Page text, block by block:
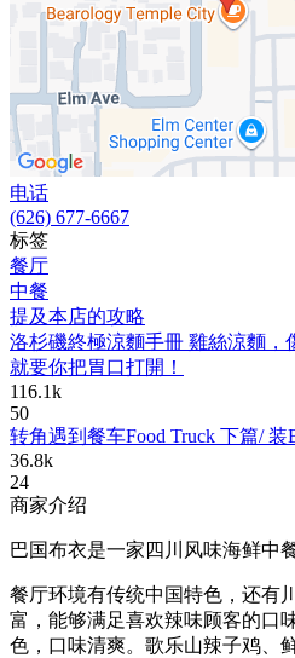
电话
(626) 677-6667
标签
餐厅
中餐
提及本店的攻略
洛杉磯終極涼麵手冊 雞絲涼麵，
就要你把胃口打開！
116.1k
50
转角遇到餐车Food Truck 下篇/
36.8k
24
商家介绍
巴国布衣是一家四川风味海鲜中
餐厅环境有传统中国特色，还有
富，能够满足喜欢辣味顾客的口
色，口味清爽。歌乐山辣子鸡、